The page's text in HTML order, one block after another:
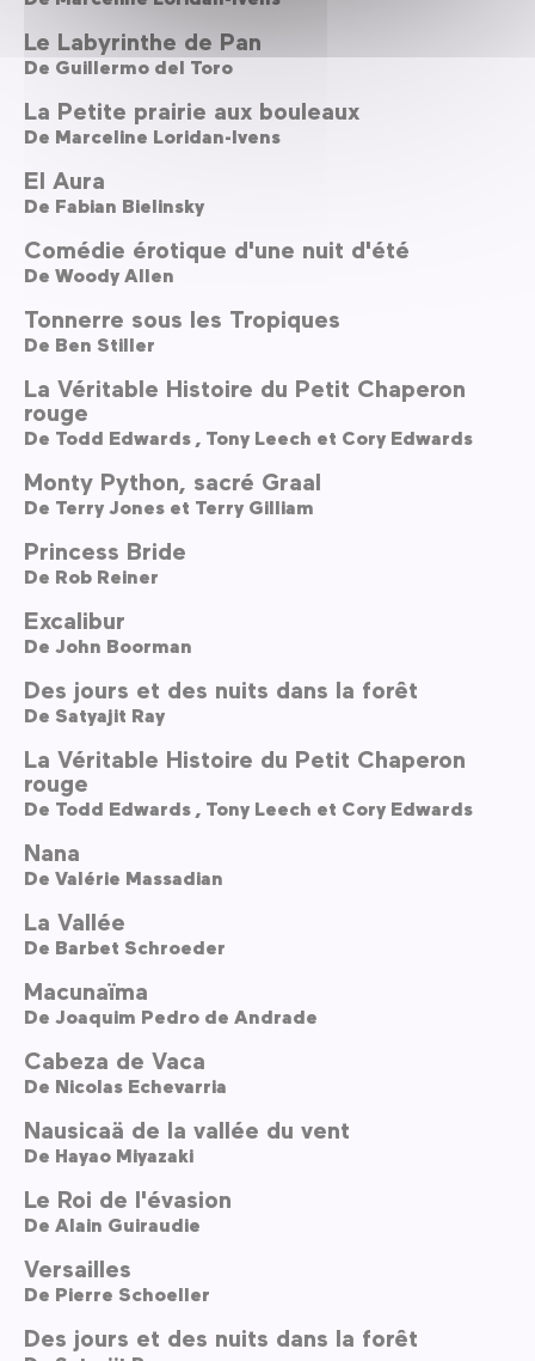
Le Labyrinthe de Pan
De Guillermo del Toro
La Petite prairie aux bouleaux
De Marceline Loridan-Ivens
El Aura
De Fabian Bielinsky
Comédie érotique d'une nuit d'été
De Woody Allen
Tonnerre sous les Tropiques
De Ben Stiller
La Véritable Histoire du Petit Chaperon
rouge
De Todd Edwards , Tony Leech et Cory Edwards
Monty Python, sacré Graal
De Terry Jones et Terry Gilliam
Princess Bride
De Rob Reiner
Excalibur
De John Boorman
Des jours et des nuits dans la forêt
De Satyajit Ray
La Véritable Histoire du Petit Chaperon
rouge
De Todd Edwards , Tony Leech et Cory Edwards
Nana
De Valérie Massadian
La Vallée
De Barbet Schroeder
Macunaïma
De Joaquim Pedro de Andrade
Cabeza de Vaca
De Nicolas Echevarria
Nausicaä de la vallée du vent
De Hayao Miyazaki
Le Roi de l'évasion
De Alain Guiraudie
Versailles
De Pierre Schoeller
Des jours et des nuits dans la forêt